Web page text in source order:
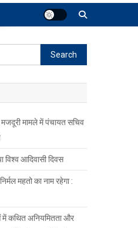
Search
for:
मामले में पंचायत सचिव
विश्व आदिवासी दिवस
महतो का नाम रहेगा :
में कथित अनियमितता और